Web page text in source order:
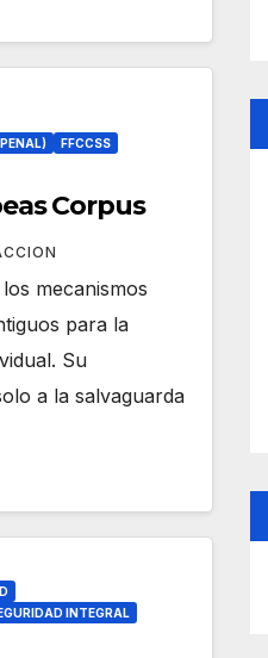
FFCCSS
Corpus
mecanismos
para la
Su
a la salvaguarda
INTEGRAL